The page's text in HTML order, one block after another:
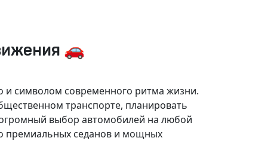
🚗
и символом современного ритма жизни.
транспорте, планировать
выбор автомобилей на любой
премиальных седанов и мощных